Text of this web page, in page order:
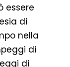
essere
di
nella
di
di